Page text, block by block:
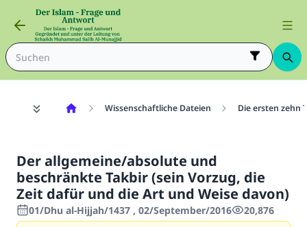
Wissenschaftliche Dateien Die ersten zehn
Der allgemeine/absolute und
beschränkte Takbir (sein Vorzug, die
Zeit dafür und die Art und Weise davon)
01/Dhu al-Hijjah/1437 , 02/September/2016 20,876